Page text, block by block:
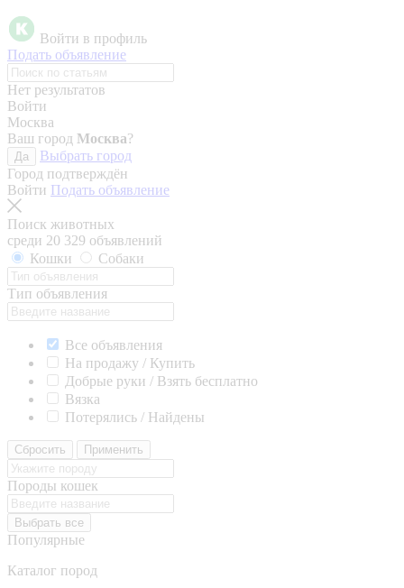
Войти в профиль
Подать объявление
Нет результатов
Войти
Москва
Ваш город Москва?
Да
Выбрать город
Город подтверждён
Войти Подать объявление
Поиск животных
среди 20 329 объявлений
Кошки
Собаки
Тип объявления
Все объявления
На продажу / Купить
Добрые руки / Взять бесплатно
Вязка
Потерялись / Найдены
Сбросить Применить
Породы кошек
Выбрать все
Популярные
Каталог пород